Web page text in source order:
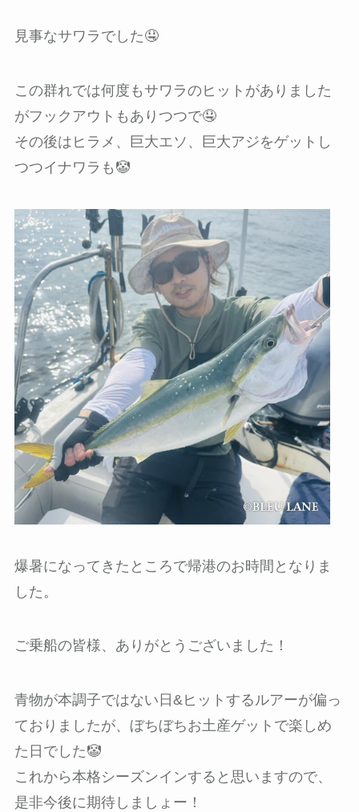
見事なサワラでした🤤
この群れでは何度もサワラのヒットがありました
がフックアウトもありつつで🤤
その後はヒラメ、巨大エソ、巨大アジをゲットし
つつイナワラも🤡
爆暑になってきたところで帰港のお時間となりま
した。
ご乗船の皆様、ありがとうございました！
青物が本調子ではない日&ヒットするルアーが偏っ
ておりましたが、ぼちぼちお土産ゲットで楽しめ
た日でした🤡
これから本格シーズンインすると思いますので、
是非今後に期待しましょー！